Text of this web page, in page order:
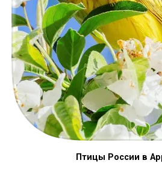
Птицы России в